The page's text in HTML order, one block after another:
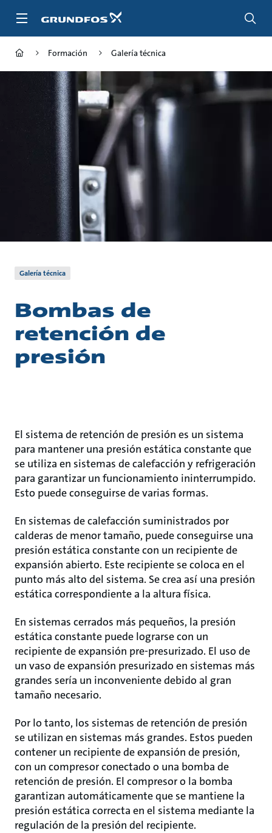
Formación Galería técnica
Galería técnica
Bombas de
retención de
presión
El sistema de retención de presión es un sistema
para mantener una presión estática constante que
se utiliza en sistemas de calefacción y refrigeración
para garantizar un funcionamiento ininterrumpido.
Esto puede conseguirse de varias formas.
En sistemas de calefacción suministrados por
calderas de menor tamaño, puede conseguirse una
presión estática constante con un recipiente de
expansión abierto. Este recipiente se coloca en el
punto más alto del sistema. Se crea así una presión
estática correspondiente a la altura física.
En sistemas cerrados más pequeños, la presión
estática constante puede lograrse con un
recipiente de expansión pre-presurizado. El uso de
un vaso de expansión presurizado en sistemas más
grandes sería un inconveniente debido al gran
tamaño necesario.
Por lo tanto, los sistemas de retención de presión
se utilizan en sistemas más grandes. Estos pueden
contener un recipiente de expansión de presión,
con un compresor conectado o una bomba de
retención de presión. El compresor o la bomba
garantizan automáticamente que se mantiene la
presión estática correcta en el sistema mediante la
regulación de la presión del recipiente.